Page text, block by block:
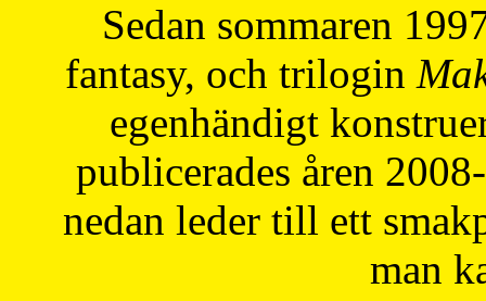
Sedan sommaren
fantasy, och trilogin
egenhändigt
publicerades åren
nedan leder till ett
man